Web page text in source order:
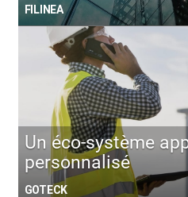
FILINEA
Un éco-système
personnalisé
GOTECK